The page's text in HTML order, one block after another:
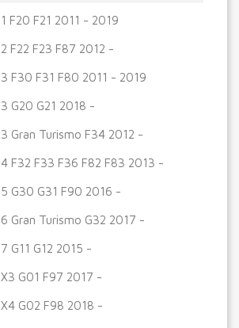
1 F20 F21 2011 - 2019
2 F22 F23 F87 2012 -
3 F30 F31 F80 2011 - 2019
3 G20 G21 2018 -
3 Gran Turismo F34 2012 -
4 F32 F33 F36 F82 F83 2013 -
5 G30 G31 F90 2016 -
6 Gran Turismo G32 2017 -
7 G11 G12 2015 -
X3 G01 F97 2017 -
X4 G02 F98 2018 -